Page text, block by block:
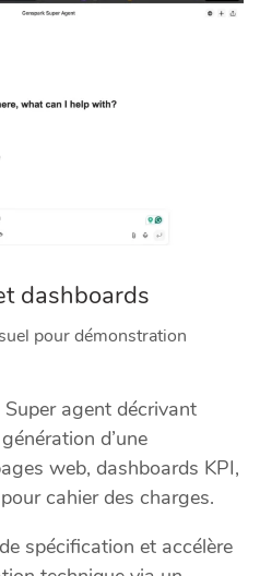
dashboards
pour démonstration
agent décrivant
d’une
web, dashboards KPI,
cahier des charges.
spécification et accélère